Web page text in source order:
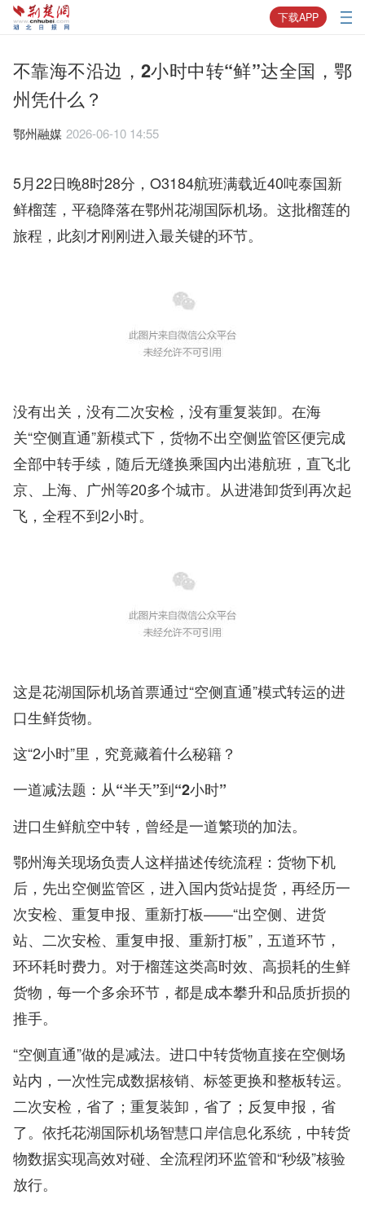
下载APP
不靠海不沿边，2小时中转“鲜”达全国，鄂
州凭什么？
鄂州融媒 2026-06-10 14:55
5月22日晚8时28分，O3184航班满载近40吨泰国新
鲜榴莲，平稳降落在鄂州花湖国际机场。这批榴莲的
旅程，此刻才刚刚进入最关键的环节。
没有出关，没有二次安检，没有重复装卸。在海
关“空侧直通”新模式下，货物不出空侧监管区便完成
全部中转手续，随后无缝换乘国内出港航班，直飞北
京、上海、广州等20多个城市。从进港卸货到再次起
飞，全程不到2小时。
这是花湖国际机场首票通过“空侧直通”模式转运的进
口生鲜货物。
这“2小时”里，究竟藏着什么秘籍？
一道减法题：从“半天”到“2小时”
进口生鲜航空中转，曾经是一道繁琐的加法。
鄂州海关现场负责人这样描述传统流程：货物下机
后，先出空侧监管区，进入国内货站提货，再经历一
次安检、重复申报、重新打板——“出空侧、进货
站、二次安检、重复申报、重新打板”，五道环节，
环环耗时费力。对于榴莲这类高时效、高损耗的生鲜
货物，每一个多余环节，都是成本攀升和品质折损的
推手。
“空侧直通”做的是减法。进口中转货物直接在空侧场
站内，一次性完成数据核销、标签更换和整板转运。
二次安检，省了；重复装卸，省了；反复申报，省
了。依托花湖国际机场智慧口岸信息化系统，中转货
物数据实现高效对碰、全流程闭环监管和“秒级”核验
放行。